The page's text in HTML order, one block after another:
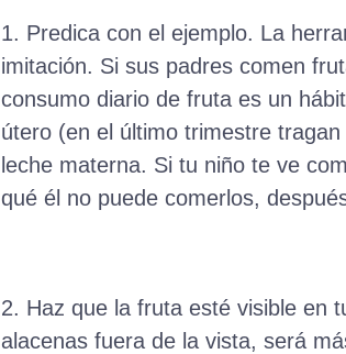
1. Predica con el ejemplo. La
imitación. Si sus padres comen
consumo diario de fruta es un
útero (en el último trimestre
leche materna. Si tu niño te ve
qué él no puede comerlos,
2. Haz que la fruta esté visible en
alacenas fuera de la vista, será